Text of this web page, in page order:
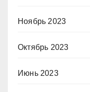
Ноябрь 2023
Октябрь 2023
Июнь 2023